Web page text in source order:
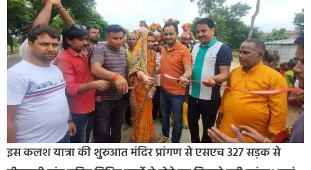
इस कलश यात्रा की शुरुआत मंदिर प्रांगण से एसएच 327 सड़क से